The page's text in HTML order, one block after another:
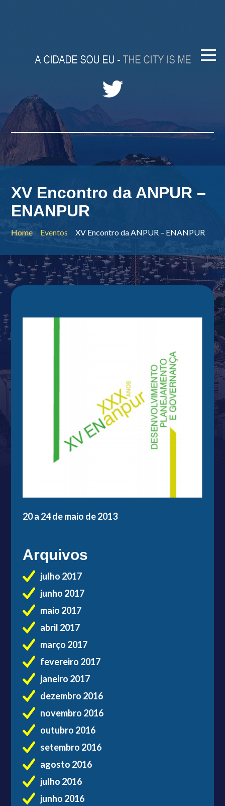
XV Encontro da ANPUR –
ENANPUR
Home Eventos XV Encontro da ANPUR – ENANPUR
20 a 24 de maio de 2013
Arquivos
julho 2017
junho 2017
maio 2017
abril 2017
março 2017
fevereiro 2017
janeiro 2017
dezembro 2016
novembro 2016
outubro 2016
setembro 2016
agosto 2016
julho 2016
junho 2016